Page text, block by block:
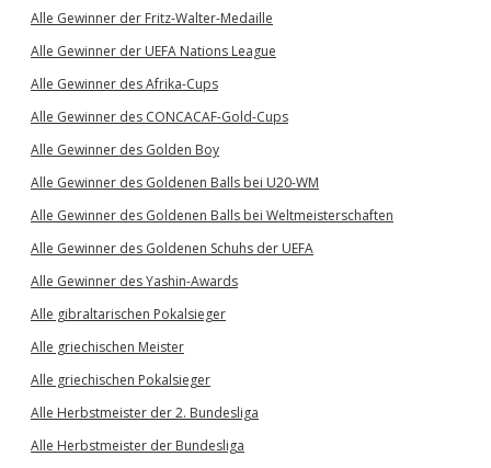
Alle Gewinner der Fritz-Walter-Medaille
Alle Gewinner der UEFA Nations League
Alle Gewinner des Afrika-Cups
Alle Gewinner des CONCACAF-Gold-Cups
Alle Gewinner des Golden Boy
Alle Gewinner des Goldenen Balls bei U20-WM
Alle Gewinner des Goldenen Balls bei Weltmeisterschaften
Alle Gewinner des Goldenen Schuhs der UEFA
Alle Gewinner des Yashin-Awards
Alle gibraltarischen Pokalsieger
Alle griechischen Meister
Alle griechischen Pokalsieger
Alle Herbstmeister der 2. Bundesliga
Alle Herbstmeister der Bundesliga